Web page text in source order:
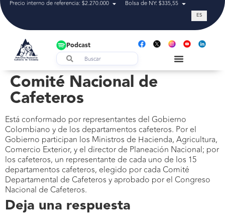
Precio interno de referencia: $2.270.000 Bolsa de NY: $335,55 Tasa de
ES
Podcast
Comité Nacional de
Cafeteros
Está conformado por representantes del Gobierno
Colombiano y de los departamentos cafeteros. Por el
Gobierno participan los Ministros de Hacienda, Agricultura,
Comercio Exterior, y el director de Planeación Nacional; por
los cafeteros, un representante de cada uno de los 15
departamentos cafeteros, elegido por cada Comité
Departamental de Cafeteros y aprobado por el Congreso
Nacional de Cafeteros.
Deja una respuesta